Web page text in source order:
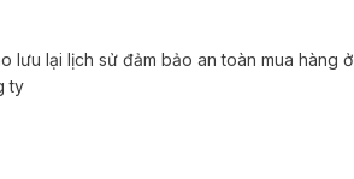
lưu lại lịch sử đảm bảo an toàn mua hàng ở
ty